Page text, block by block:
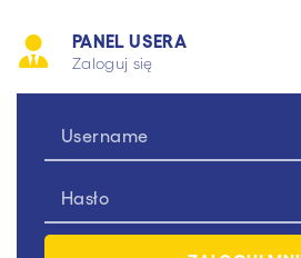
PANEL USERA
Zaloguj się